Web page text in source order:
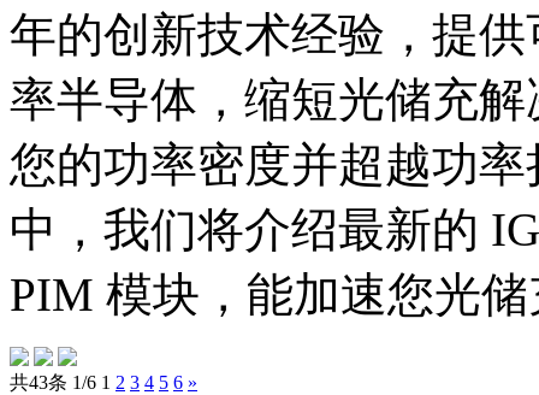
年的创新技术经验，提
率半导体，缩短光储充
您的功率密度并超越功
中，我们将介绍最新的
PIM 模块，能加速您光
共43条 1/6 1 2 3 4 5 6 »